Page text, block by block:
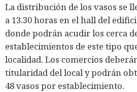
La distribución de los vasos se
a 13.30 horas en el hall del
donde podrán acudir los cerca
establecimientos de este tipo
localidad. Los comercios
titularidad del local y podrán
48 vasos por establecimiento.